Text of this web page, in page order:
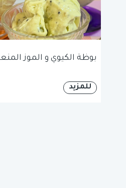
بوظة الكيوي و الموز
للمزيد